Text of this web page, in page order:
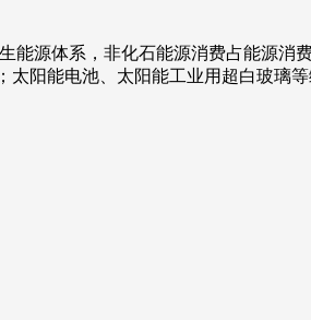
能源体系，非化石能源消费占能源消
；太阳能电池、太阳能工业用超白玻璃